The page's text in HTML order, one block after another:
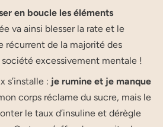
en boucle les éléments
va ainsi blesser la rate et le
récurrent de la majorité des
société excessivement mentale !
s’installe : je rumine et je manque
corps réclame du sucre, mais le
le taux d’insuline et dérègle